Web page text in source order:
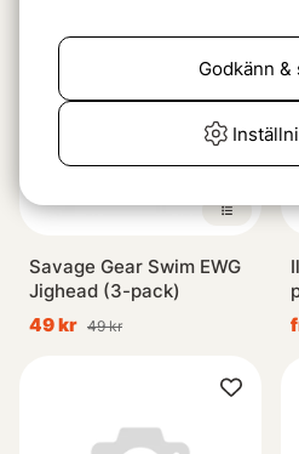
Savage Gear Swim EWG
Jighead (3-pack)
49 kr 49 kr
Godkänn &